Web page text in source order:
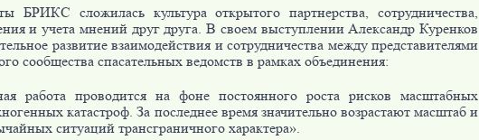
БРИКС сложилась культура открытого партнерства, сотрудничества,
и учета мнений друг друга. В своем выступлении Александр Куренков
развитие взаимодействия и сотрудничества между представителями
сообщества спасательных ведомств в рамках объединения:
работа проводится на фоне постоянного роста рисков масштабных
катастроф. За последнее время значительно возрастают масштаб и
ситуаций трансграничного характера».